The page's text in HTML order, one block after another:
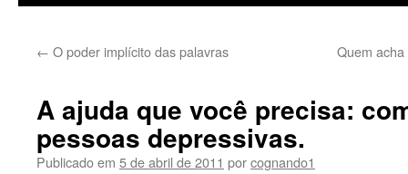
← O poder implícito das palavras Quem acha
A ajuda que você precisa:
pessoas depressivas.
Publicado em 5 de abril de 2011 porcognando1